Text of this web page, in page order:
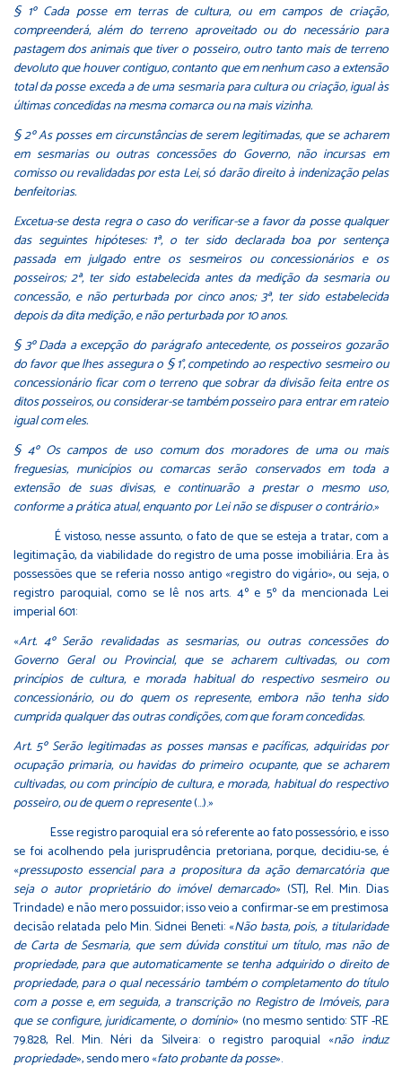
§ 1º Cada posse em terras de cultura, ou em campos de criação,
compreenderá, além do terreno aproveitado ou do necessário para
pastagem dos animais que tiver o posseiro, outro tanto mais de terreno
devoluto que houver contiguo, contanto que em nenhum caso a extensão
total da posse exceda a de uma sesmaria para cultura ou criação, igual às
últimas concedidas na mesma comarca ou na mais vizinha.
§ 2º As posses em circunstâncias de serem legitimadas, que se acharem
em sesmarias ou outras concessões do Governo, não incursas em
comisso ou revalidadas por esta Lei, só darão direito à indenização pelas
benfeitorias.
Excetua-se desta regra o caso do verificar-se a favor da posse qualquer
das seguintes hipóteses: 1ª, o ter sido declarada boa por sentença
passada em julgado entre os sesmeiros ou concessionários e os
posseiros; 2ª, ter sido estabelecida antes da medição da sesmaria ou
concessão, e não perturbada por cinco anos; 3ª, ter sido estabelecida
depois da dita medição, e não perturbada por 10 anos.
§ 3º Dada a excepção do parágrafo antecedente, os posseiros gozarão
do favor que lhes assegura o § 1°, competindo ao respectivo sesmeiro ou
concessionário ficar com o terreno que sobrar da divisão feita entre os
ditos posseiros, ou considerar-se também posseiro para entrar em rateio
igual com eles.
§ 4º Os campos de uso comum dos moradores de uma ou mais
freguesias, municípios ou comarcas serão conservados em toda a
extensão de suas divisas, e continuarão a prestar o mesmo uso,
conforme a prática atual, enquanto por Lei não se dispuser o contrário.»
É vistoso, nesse assunto, o fato de que se esteja a tratar, com a
legitimação, da viabilidade do registro de uma posse imobiliária. Era às
possessões que se referia nosso antigo «registro do vigário», ou seja, o
registro paroquial, como se lê nos arts. 4º e 5º da mencionada Lei
imperial 601:
«Art. 4º Serão revalidadas as sesmarias, ou outras concessões do
Governo Geral ou Provincial, que se acharem cultivadas, ou com
princípios de cultura, e morada habitual do respectivo sesmeiro ou
concessionário, ou do quem os represente, embora não tenha sido
cumprida qualquer das outras condições, com que foram concedidas.
Art. 5º Serão legitimadas as posses mansas e pacíficas, adquiridas por
ocupação primaria, ou havidas do primeiro ocupante, que se acharem
cultivadas, ou com princípio de cultura, e morada, habitual do respectivo
posseiro, ou de quem o represente(…).»
Esse registro paroquial era só referente ao fato possessório, e isso
se foi acolhendo pela jurisprudência pretoriana, porque, decidiu-se, é
«pressuposto essencial para a propositura da ação demarcatória que
seja o autor proprietário do imóvel demarcado» (STJ, Rel. Min. Dias
Trindade) e não mero possuidor; isso veio a confirmar-se em prestimosa
decisão relatada pelo Min. Sidnei Beneti: «Não basta, pois, a titularidade
de Carta de Sesmaria, que sem dúvida constitui um título, mas não de
propriedade, para que automaticamente se tenha adquirido o direito de
propriedade, para o qual necessário também o completamento do título
com a posse e, em seguida, a transcrição no Registro de Imóveis, para
que se configure, juridicamente, o domínio» (no mesmo sentido: STF -RE
79.828, Rel. Min. Néri da Silveira: o registro paroquial «não induz
propriedade», sendo mero «fato probante da posse».